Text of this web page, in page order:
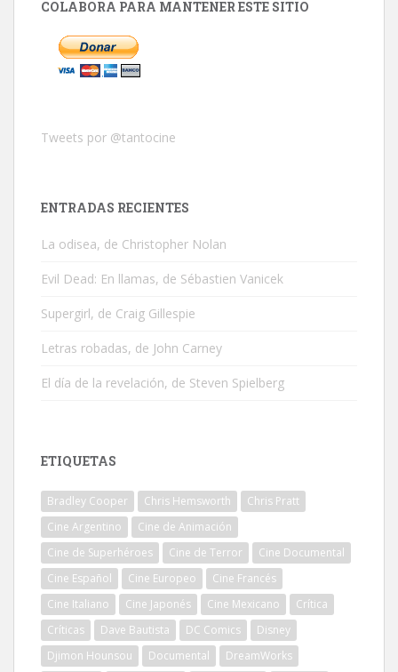
COLABORA PARA MANTENER ESTE SITIO
Tweets por @tantocine
ENTRADAS RECIENTES
La odisea, de Christopher Nolan
Evil Dead: En llamas, de Sébastien Vanicek
Supergirl, de Craig Gillespie
Letras robadas, de John Carney
El día de la revelación, de Steven Spielberg
ETIQUETAS
Bradley Cooper Chris Hemsworth
Chris Pratt
Cine Argentino
Cine de Animación
Cine de Superhéroes
Cine de Terror
Cine Documental
Cine Español
Cine Europeo
Cine Francés
Cine Italiano
Cine Japonés Cine Mexicano
Crítica
Críticas
Dave Bautista DC Comics
Disney
Djimon Hounsou
Documental
DreamWorks